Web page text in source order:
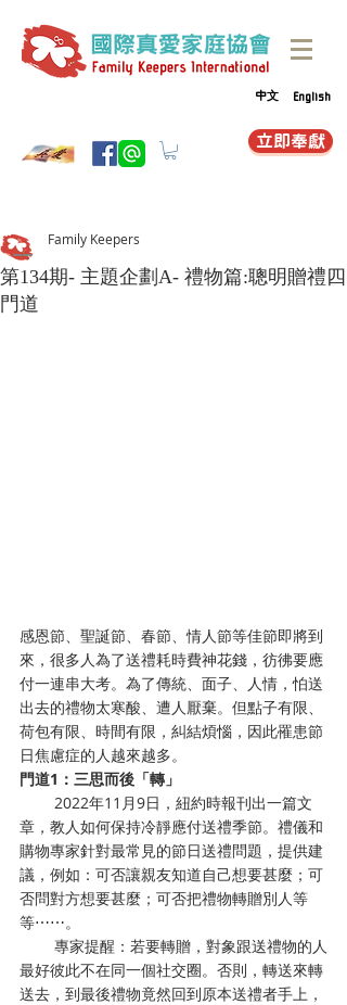
中文 English
立即奉獻
第134期- 主題企劃A- 禮物篇:聰明贈禮四
門道
Family Keepers
感恩節、聖誕節、春節、情人節等佳節即將到
來，很多人為了送禮耗時費神花錢，彷彿要應
付一連串大考。為了傳統、面子、人情，怕送
出去的禮物太寒酸、遭人厭棄。但點子有限、
荷包有限、時間有限，糾結煩惱，因此罹患節
日焦慮症的人越來越多。
門道1：三思而後「轉」
2022年11月9日，紐約時報刊出一篇文
章，教人如何保持冷靜應付送禮季節。禮儀和
購物專家針對最常見的節日送禮問題，提供建
議，例如：可否讓親友知道自己想要甚麼；可
否問對方想要甚麼；可否把禮物轉贈別人等
等⋯⋯。
專家提醒：若要轉贈，對象跟送禮物的人
最好彼此不在同一個社交圈。否則，轉送來轉
送去，到最後禮物竟然回到原本送禮者手上，